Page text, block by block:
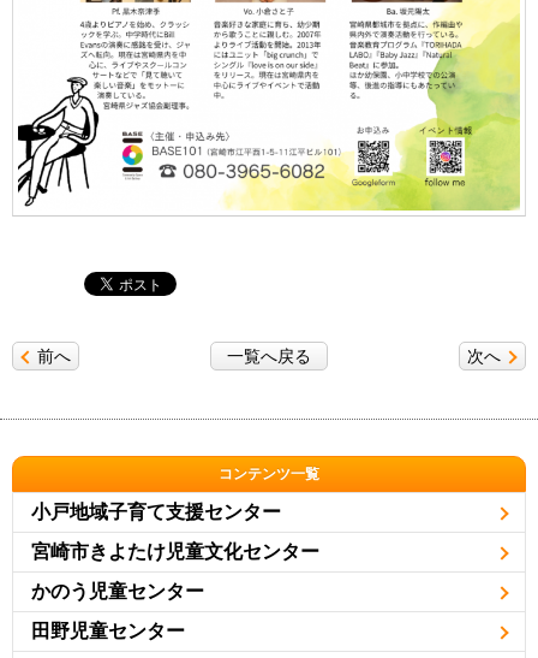
次へ
前へ 一覧へ戻る
コンテンツ一覧
小戸地域子育て支援センター
宮崎市きよたけ児童文化センター
かのう児童センター
田野児童センター